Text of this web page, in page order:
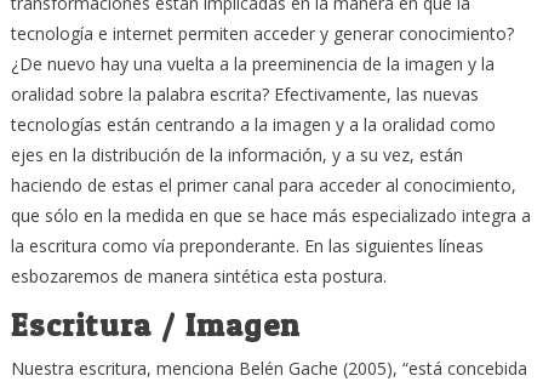
tecnología e internet permiten acceder y generar conocimiento?
¿De nuevo hay una vuelta a la preeminencia de la imagen y la
oralidad sobre la palabra escrita? Efectivamente, las nuevas
tecnologías están centrando a la imagen y a la oralidad como
ejes en la distribución de la información, y a su vez, están
haciendo de estas el primer canal para acceder al conocimiento,
que sólo en la medida en que se hace más especializado integra a
la escritura como vía preponderante. En las siguientes líneas
esbozaremos de manera sintética esta postura.
Escritura / Imagen
Nuestra escritura, menciona Belén Gache (2005), “está concebida